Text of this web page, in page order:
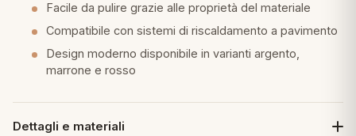
Facile da pulire grazie alle proprietà del materiale
Compatibile con sistemi di riscaldamento a pavimento
Design moderno disponibile in varianti argento,
marrone e rosso
Dettagli e materiali